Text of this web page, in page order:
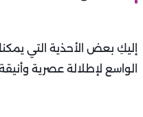
إليكِ بعض الأحذية التي
الواسع لإطلالة عصرية